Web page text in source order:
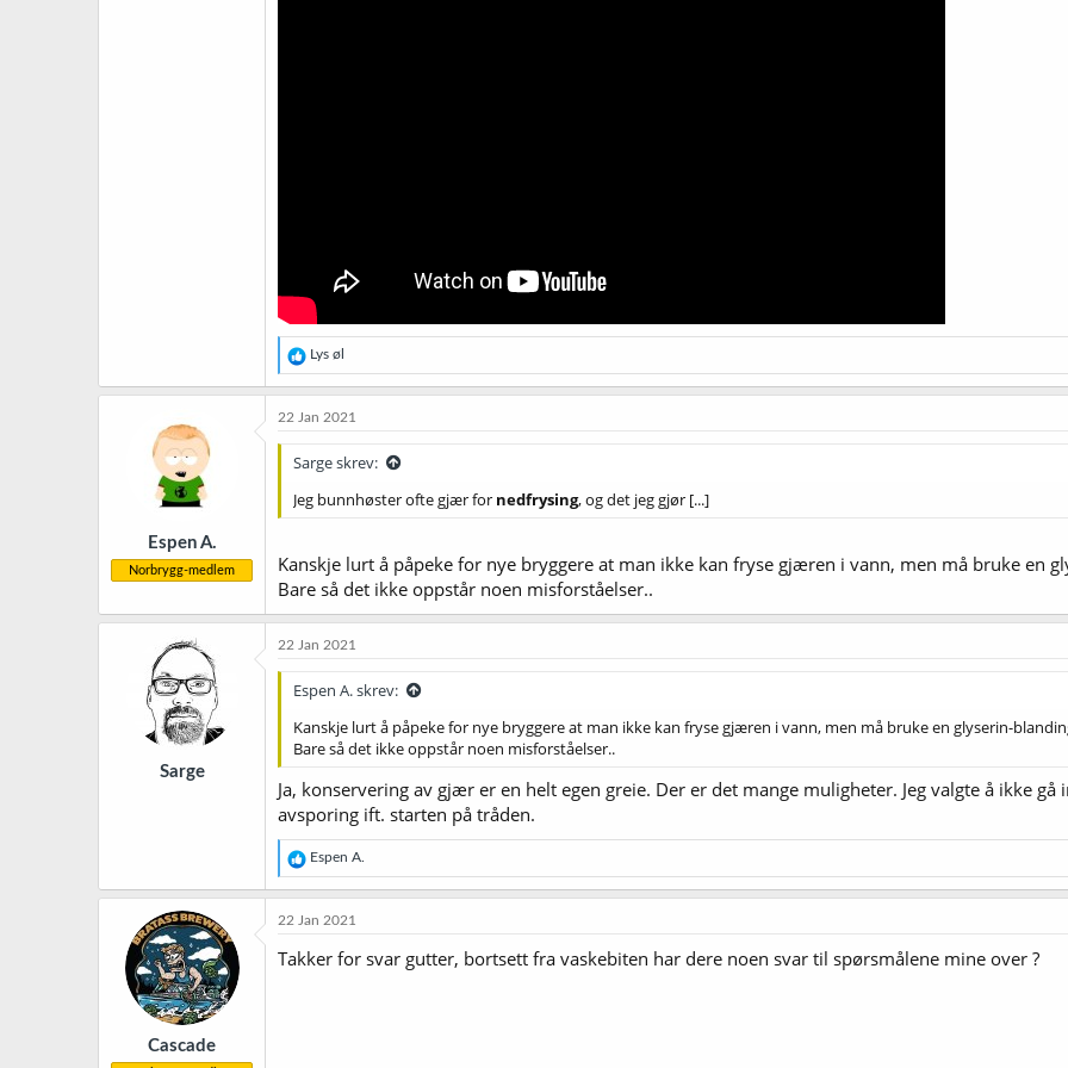
R
e
a
j
o
e
Lys øl
Espen A.
Norbrygg-medlem
22 Jan 2021
Sarge skrev:
Jeg bunnhøster ofte gjær for nedfrysing, og det jeg gjør [...]
Kanskje lurt å påpeke for nye bryggere at man ikke kan fryse gjæren i vann, men må bruke en
Bare så det ikke oppstår noen misforståelser..
Sarge
22 Jan 2021
Espen A. skrev:
Kanskje lurt å påpeke for nye bryggere at man ikke kan fryse gjæren i vann, men må bruke en glyserin-
Bare så det ikke oppstår noen misforståelser..
Ja, konservering av gjær er en helt egen greie. Der er det mange muligheter. Jeg valgte å ikke
avsporing ift. starten på tråden.
R
e
a
j
o
Espen A.
Cascade
22 Jan 2021
Takker for svar gutter, bortsett fra vaskebiten har dere noen svar til spørsmålene mine over ?